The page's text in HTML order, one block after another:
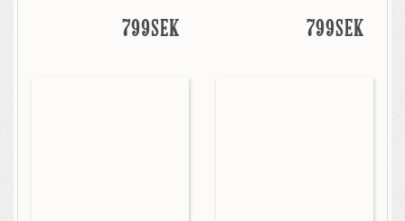
799SEK 799SEK